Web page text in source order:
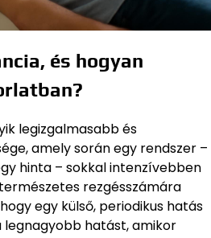
és hogyan
legizgalmasabb és
amely során egy rendszer –
hinta – sokkal intenzívebben
rezgésszámára
egy külső, periodikus hatás
legnagyobb hatást, amikor